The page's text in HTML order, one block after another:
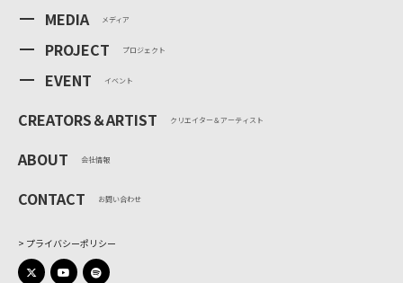
MEDIA メディア
PROJECT プロジェクト
EVENT イベント
CREATORS＆ARTIST クリエイター＆アーティスト
ABOUT 会社情報
CONTACT お問い合わせ
プライバシーポリシー